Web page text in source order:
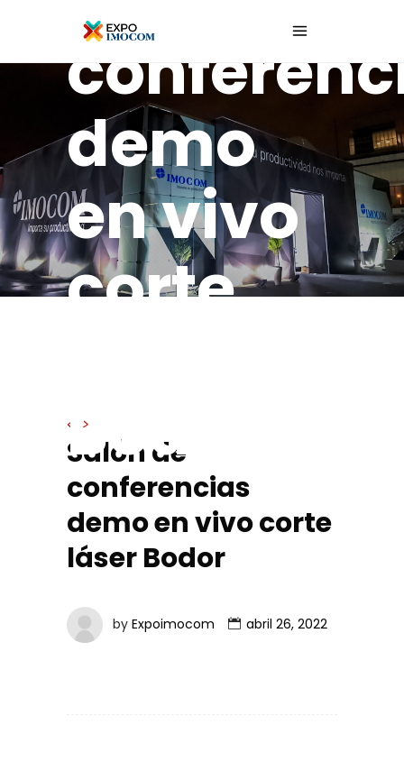
demo
en vivo
corte
Bodor
</>
Salón de
conferencias
demo en vivo corte
láser Bodor
by Expoimocom abril 26, 2022